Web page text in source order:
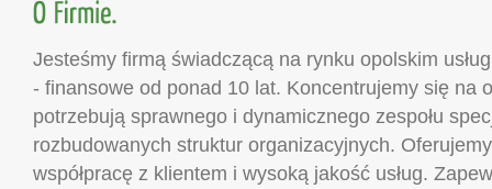
Jesteśmy firmą świadczącą na rynku opolskim
- finansowe od ponad 10 lat. Koncentrujemy się na
potrzebują sprawnego i dynamicznego zespołu
rozbudowanych struktur organizacyjnych.
współpracę z klientem i wysoką jakość usług.